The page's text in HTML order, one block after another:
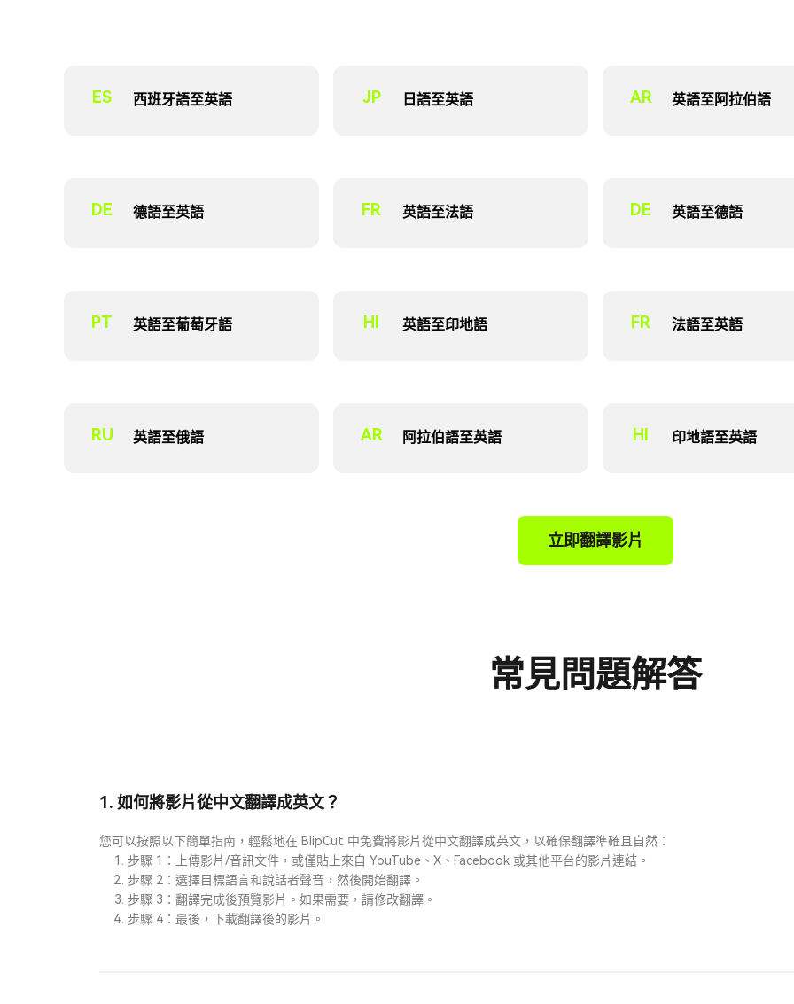
ES 西班牙語至英語 JP 日語至英語 AR 英語至阿拉伯語
DE 德語至英語 FR 英語至法語 DE 英語至德語
PT 英語至葡萄牙語 HI 英語至印地語 FR 法語至英語
RU 英語至俄語 AR 阿拉伯語至英語 HI 印地語至英語
立即翻譯影片
常見問題解答
1. 如何將影片從中文翻譯成英文？
您可以按照以下簡單指南，輕鬆地在 BlipCut 中免費將影片從中文翻譯成英文，以確保翻譯準確且自然：
步驟 1：上傳影片/音訊文件，或僅貼上來自 YouTube、X、Facebook 或其他平台的影片連結。
步驟 2：選擇目標語言和說話者聲音，然後開始翻譯。
步驟 3：翻譯完成後預覽影片。如果需要，請修改翻譯。
步驟 4：最後，下載翻譯後的影片。